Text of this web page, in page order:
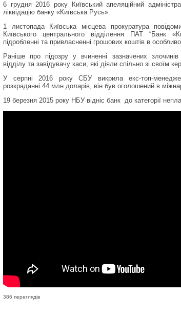
6 грудня 2016 року Київський апеляційний
ліквідацію банку «Київська Русь».
1 листопада Київська місцева прокуратура
Київського центрального відділення ПАТ “Банк
підробленні та привласненні грошових коштів в
Раніше про підозру у вчиненні зазначених
відділу та завідувачу каси, які діяли спільно зі своїм
У серпні 2016 року СБУ викрила екс-топ-
розкраданні 44 млн доларів, він був оголошений в
19 березня 2015 року НБУ відніс банк до категорії
386 переглядів